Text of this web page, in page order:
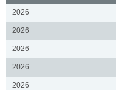
2026
2026
2026
2026
2026